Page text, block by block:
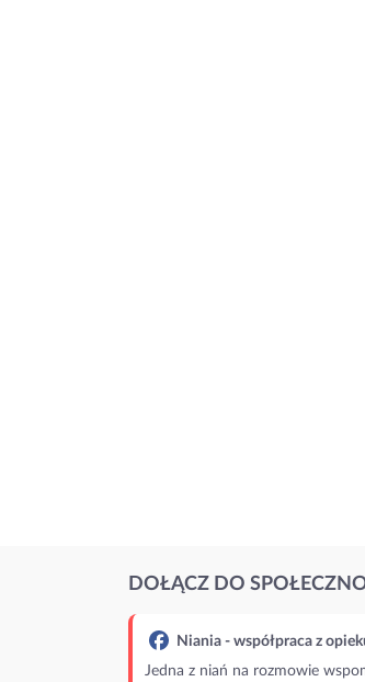
DOŁĄCZ DO
Niania - współpraca z
Jedna z niań na rozmowie